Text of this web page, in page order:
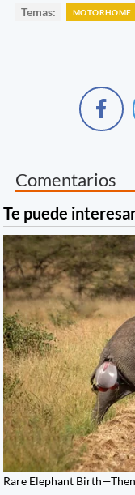
Temas: MOTORHOME
Comentarios